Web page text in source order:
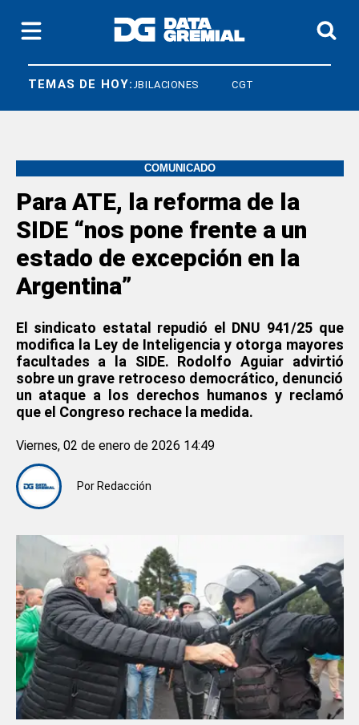
TEMAS DE HOY:
FRESU JUBILACIONES CGT
COMUNICADO
Para ATE, la reforma de la
SIDE “nos pone frente a un
estado de excepción en la
Argentina”
El sindicato estatal repudió el DNU 941/25 que
modifica la Ley de Inteligencia y otorga mayores
facultades a la SIDE. Rodolfo Aguiar advirtió
sobre un grave retroceso democrático, denunció
un ataque a los derechos humanos y reclamó
que el Congreso rechace la medida.
Por Redacción
Viernes, 02 de enero de 2026 14:49